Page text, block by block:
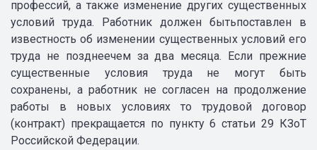
профессий, а также изменение других существенных
условий труда. Работник должен бытьпоставлен в
известность об изменении существенных условий его
труда не позднеечем за два месяца. Если прежние
существенные условия труда не могут быть
сохранены, а работник не согласен на продолжение
работы в новых условиях то трудовой договор
(контракт) прекращается по пункту 6 статьи 29 КЗоТ
Российской Федерации.